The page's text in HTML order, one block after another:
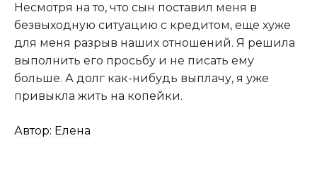
Несмотря на то, что сын поставил меня в
безвыходную ситуацию с кредитом, еще хуже
для меня разрыв наших отношений. Я решила
выполнить его просьбу и не писать ему
больше. А долг как-нибудь выплачу, я уже
привыкла жить на копейки.
Автор: Елена